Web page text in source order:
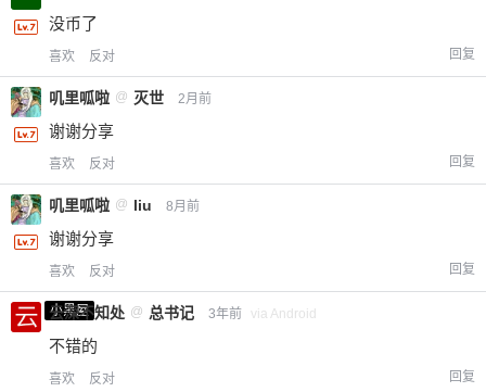
没币了
喜欢 反对 回复
叽里呱啦 @ 灭世 2月前
谢谢分享
喜欢 反对 回复
叽里呱啦 @ liu 8月前
谢谢分享
喜欢 反对 回复
小黑屋
云深不知处 @ 总书记 3年前 via Android
不错的
喜欢 反对 回复